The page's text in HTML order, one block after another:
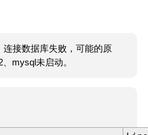
连接数据库失败，可能的原
mysql未启动。